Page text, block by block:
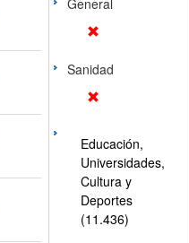
General
Sanidad
Educación,
Universidades,
Cultura y
Deportes
(11.436)